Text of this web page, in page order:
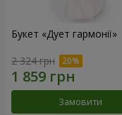
Букет «Дует гармонії»
2 324 грн
Замовити